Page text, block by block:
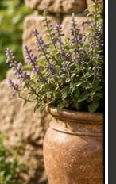
Kolekce
jedinečný
stane
kolekci